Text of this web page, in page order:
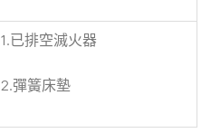
1.已排空滅火器
2.彈簧床墊